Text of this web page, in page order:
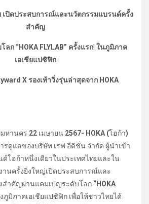
เปิดประสบการณ์และนวัตกรรมแบรนด์ครั้ง
สำคัญ
ลก “HOKA FLYLAB” ครั้งแรก! ในภูมิภาค
เอเชียแปซิฟิก
Xรองเท้าวิ่งรุ่นล่าสุดจาก HOKA
มหานคร 22 เมษายน 2567- HOKA (โฮก้า)
รดูแลของบริษัท เรฟ อีดิชั่น จำกัด ผู้นำเข้า
โฮก้าหนึ่งเดียวในประเทศไทยและใน
านครั้งยิ่งใหญ่เปิดประสบการณ์และ
สำคัญผ่านแคมเปญระดับโลก “HOKA
ภูมิภาคเอเชียแปซิฟิก เพื่อให้ชาวไทยได้